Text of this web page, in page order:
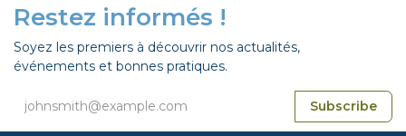
Restez informés !
Soyez les premiers à découvrir nos actualités,
événements et bonnes pratiques.
Subscribe